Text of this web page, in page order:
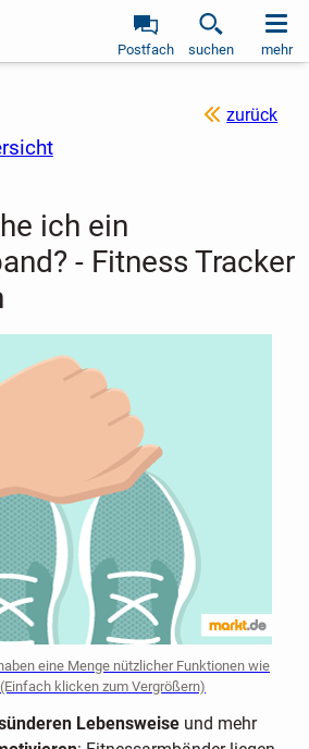
Postfach suchen mehr
zurück
ich ein
- Fitness Tracker
eine Menge nützlicher Funktionen wie
klicken zum Vergrößern)
Lebensweiseund mehr